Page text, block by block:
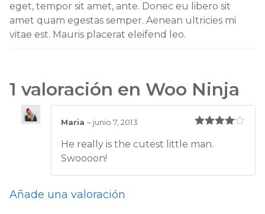
eget, tempor sit amet, ante. Donec eu libero sit
amet quam egestas semper. Aenean ultricies mi
vitae est. Mauris placerat eleifend leo.
1 valoración en Woo Ninja
con
Maria – junio 7, 2013
He really is the cutest little man.
Swoooon!
Añade una valoración